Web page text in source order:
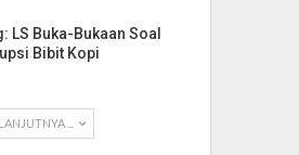
LS Buka-Bukaan Soal
Bibit Kopi
...